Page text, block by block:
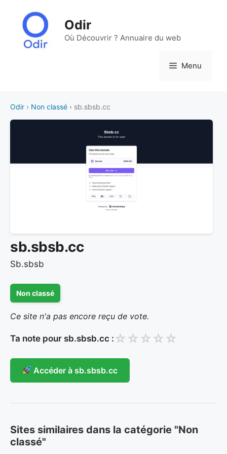
contenu
Odir
Où Découvrir ? Annuaire du web
Menu
Odir › Non classé › sb.sbsb.cc
sb.sbsb.cc
Sb.sbsb
Non classé
Ce site n'a pas encore reçu de vote.
Ta note pour sb.sbsb.cc : ☆ ☆ ☆ ☆ ☆
Accéder à sb.sbsb.cc
Sites similaires dans la catégorie "Non
classé"